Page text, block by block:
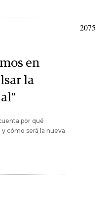
en
la
por qué
cómo será la nueva
2075